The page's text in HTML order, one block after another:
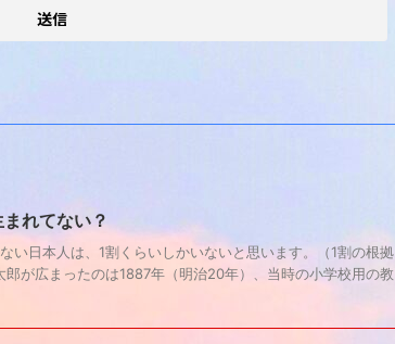
れてない？
い日本人は、1割くらいしかいないと思います。（1割の根拠
が広まったのは1887年（明治20年）、当時の小学校用の教